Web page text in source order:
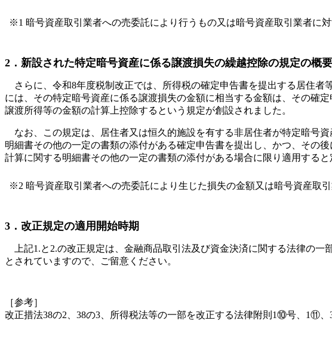
※1 暗号資産取引業者への売委託により行うもの又は暗号資産取引業者に対
2．新設された特定暗号資産に係る譲渡損失の繰越控除の規定の概要
さらに、令和8年度税制改正では、所得税の確定申告書を提出する居住
には、その特定暗号資産に係る譲渡損失の金額に相当する金額は、その確
譲渡所得等の金額の計算上控除するという規定が創設されました。
なお、この規定は、居住者又は恒久的施設を有する非居住者が特定暗号
明細書その他の一定の書類の添付がある確定申告書を提出し、かつ、その
計算に関する明細書その他の一定の書類の添付がある場合に限り適用すると
※2 暗号資産取引業者への売委託により生じた損失の金額又は暗号資産取
3．改正規定の適用開始時期
上記1.と2.の改正規定は、金融商品取引法及び資金決済に関する法律の一
とされていますので、ご留意ください。
［参考］
改正措法38の2、38の3、所得税法等の一部を改正する法律附則1⑩号、1⑪